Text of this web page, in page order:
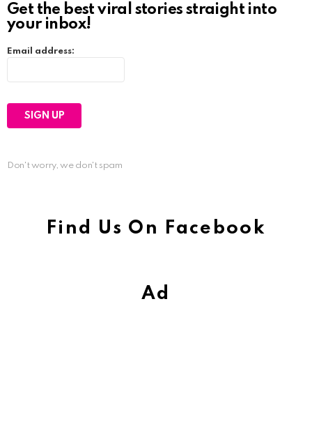
Get the best viral stories straight into
your inbox!
Email address:
Don't worry, we don't spam
Find Us On Facebook
Ad